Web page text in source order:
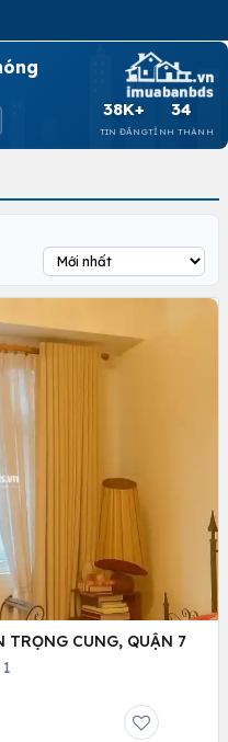
38K+
TIN ĐĂNG
34
TỈNH THÀNH
TRỌNG CUNG, QUẬN 7
1